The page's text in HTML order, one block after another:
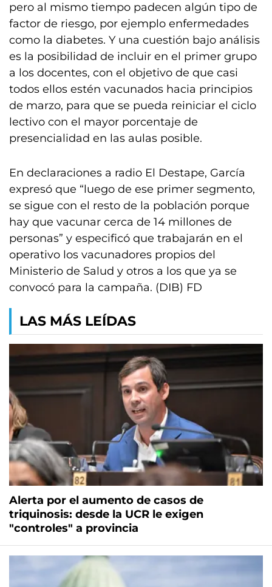
pero al mismo tiempo padecen algún tipo de
factor de riesgo, por ejemplo enfermedades
como la diabetes. Y una cuestión bajo análisis
es la posibilidad de incluir en el primer grupo
a los docentes, con el objetivo de que casi
todos ellos estén vacunados hacia principios
de marzo, para que se pueda reiniciar el ciclo
lectivo con el mayor porcentaje de
presencialidad en las aulas posible.
En declaraciones a radio El Destape, García
expresó que “luego de ese primer segmento,
se sigue con el resto de la población porque
hay que vacunar cerca de 14 millones de
personas” y especificó que trabajarán en el
operativo los vacunadores propios del
Ministerio de Salud y otros a los que ya se
convocó para la campaña. (DIB) FD
LAS MÁS LEÍDAS
Alerta por el aumento de casos de
triquinosis: desde la UCR le exigen
"controles" a provincia